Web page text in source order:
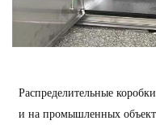
Распределительные
и на промышленных